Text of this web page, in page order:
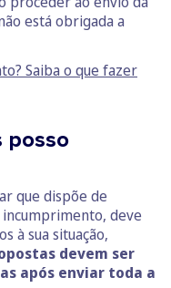
está obrigada a
Saiba o que fazer
posso
que dispõe de
deve
à sua situação,
devem ser
após enviar toda a